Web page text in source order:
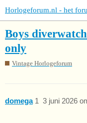
Horlogeforum.nl - het
Boys
only
Vintage Horlogeforum
domega 3 juni 2026
1